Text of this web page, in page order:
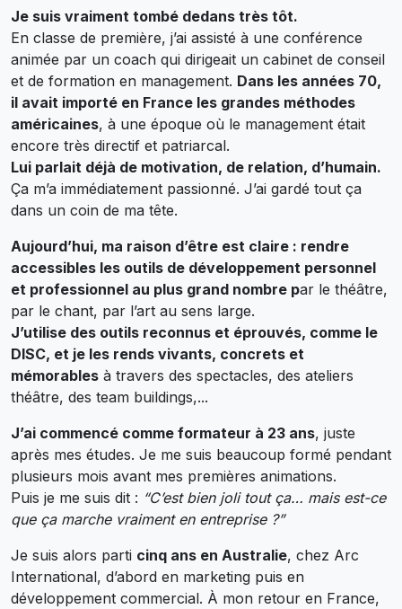
Je suis vraiment tombé dedans très tôt.
En classe de première, j’ai assisté à une conférence
animée par un coach qui dirigeait un cabinet de conseil
et de formation en management. Dans les années 70,
il avait importé en France les grandes méthodes
américaines, à une époque où le management était
encore très directif et patriarcal.
Lui parlait déjà de motivation, de relation, d’humain.
Ça m’a immédiatement passionné. J’ai gardé tout ça
dans un coin de ma tête.
Aujourd’hui, ma raison d’être est claire : rendre
accessibles les outils de développement personnel
et professionnel au plus grand nombre par le théâtre,
par le chant, par l’art au sens large.
J’utilise des outils reconnus et éprouvés, comme le
DISC, et je les rends vivants, concrets et
mémorables à travers des spectacles, des ateliers
théâtre, des team buildings,...
J’ai commencé comme formateur à 23 ans, juste
après mes études. Je me suis beaucoup formé pendant
plusieurs mois avant mes premières animations.
Puis je me suis dit : “C’est bien joli tout ça… mais est-ce
que ça marche vraiment en entreprise ?”
Je suis alors parti cinq ans en Australie, chez Arc
International, d’abord en marketing puis en
développement commercial. À mon retour en France,